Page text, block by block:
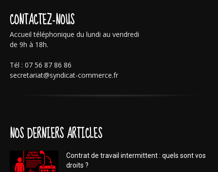
CONTACTEZ-NOUS
Accueil téléphonique du lundi au vendredi
de 9h à 18h.
Tél : 07 56 87 86 86
secretariat@syndicat-commerce.fr
NOS DERNIERS ARTICLES
Contrat de travail intermittent : quels sont vos
droits ?